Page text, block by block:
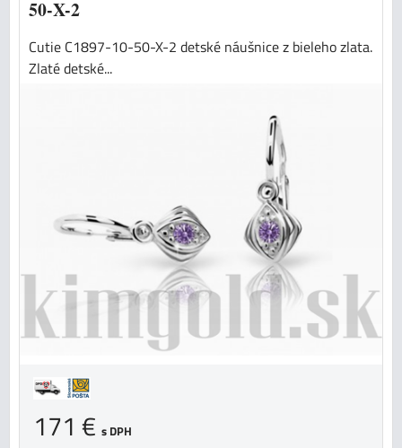
50-X-2
Cutie C1897-10-50-X-2 detské náušnice z bieleho zlata.
Zlaté detské...
171 € s DPH